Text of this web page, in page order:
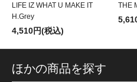
LIFE IZ WHAT U MAKE IT
H.Grey
4,510円(税込)
THE
ほかの商品を探す